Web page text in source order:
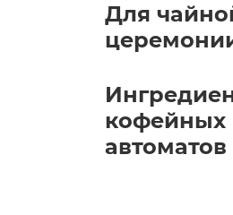
Для
кофейных
автоматов